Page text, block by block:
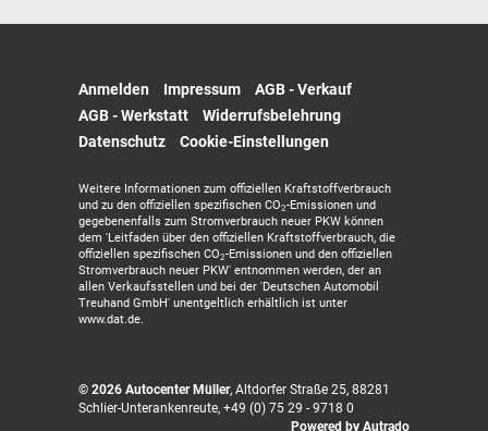
Anmelden Impressum
AGB - Verkauf
AGB - Werkstatt
Widerrufsbelehrung
Datenschutz
Cookie-Einstellungen
Weitere Informationen zum offiziellen Kraftstoffverbrauch
und zu den offiziellen spezifischen CO2-Emissionen und
gegebenenfalls zum Stromverbrauch neuer PKW können
dem 'Leitfaden über den offiziellen Kraftstoffverbrauch, die
offiziellen spezifischen CO2-Emissionen und den offiziellen
Stromverbrauch neuer PKW' entnommen werden, der an
allen Verkaufsstellen und bei der 'Deutschen Automobil
Treuhand GmbH' unentgeltlich erhältlich ist unter
www.dat.de.
© 2026 Autocenter Müller, Altdorfer Straße 25, 88281
Schlier-Unterankenreute, +49 (0) 75 29 - 9718 0
Powered by Autrado